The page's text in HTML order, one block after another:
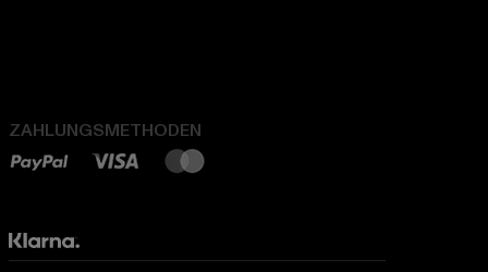
ZAHLUNGSMETHODEN